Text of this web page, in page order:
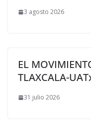
3 agosto 2026
EL
TLAXCALA-
31 julio 2026